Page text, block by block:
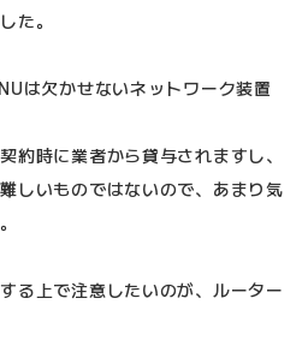
た。
は欠かせないネットワーク装置
約時に業者から貸与されますし、
しいものではないので、あまり気
る上で注意したいのが、ルーター